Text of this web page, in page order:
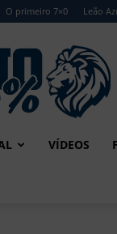
O primeiro 7×0 Leão
Remo
VÍDEOS